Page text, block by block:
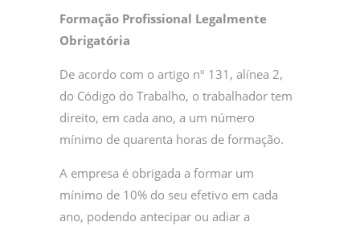
Formação Profissional Legalmente
Obrigatória
De acordo com o artigo nº 131, alínea 2,
do Código do Trabalho, o trabalhador tem
direito, em cada ano, a um número
mínimo de quarenta horas de formação.
A empresa é obrigada a formar um
mínimo de 10% do seu efetivo em cada
ano, podendo antecipar ou adiar a